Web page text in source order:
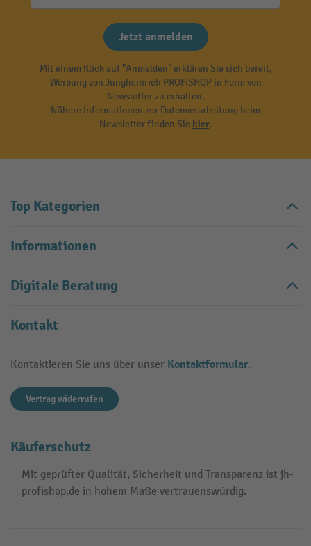
Jetzt anmelden
Mit einem Klick auf "Anmelden" erklären Sie sich bereit,
Werbung von Jungheinrich PROFISHOP in Form von
Newsletter zu erhalten.
Nähere Informationen zur Datenverarbeitung beim
Newsletter finden Sie hier.
Top Kategorien
Informationen
Digitale Beratung
Kontakt
Kontaktieren Sie uns über unser Kontaktformular.
Vertrag widerrufen
Käuferschutz
Mit geprüfter Qualität, Sicherheit und Transparenz ist jh-
profishop.de in hohem Maße vertrauenswürdig.